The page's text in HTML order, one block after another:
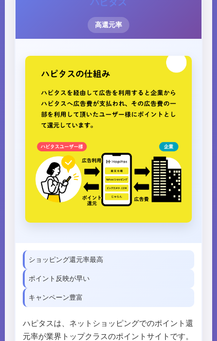
ハピタス
高還元率
ショッピング還元率最高
ポイント反映が早い
キャンペーン豊富
ハピタスは、ネットショッピングでのポイント還
元率が業界トップクラスのポイントサイトです。